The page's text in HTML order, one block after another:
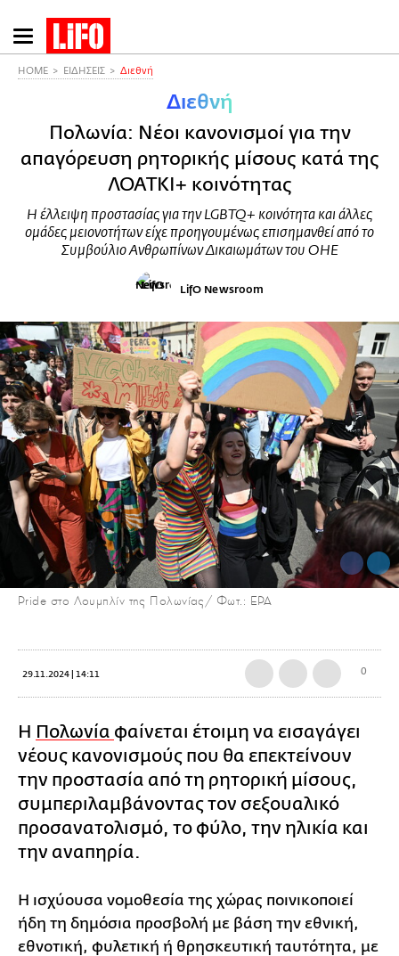
Παράκαμψη
προς
HOME ΕΙΔΗΣΕΙΣ Διεθνή
Διεθνή
Πολωνία: Νέοι κανονισμοί για την
απαγόρευση ρητορικής μίσους κατά της
ΛΟΑΤΚΙ+ κοινότητας
Η έλλειψη προστασίας για την LGBTQ+ κοινότητα και άλλες
ομάδες μειονοτήτων είχε προηγουμένως επισημανθεί από το
Συμβούλιο Ανθρωπίνων Δικαιωμάτων του ΟΗΕ
LifO Newsroom
Pride στο Λουμπλίν της Πολωνίας/ Φωτ.: EPA
29.11.2024 | 14:11 0
Η Πολωνία φαίνεται έτοιμη να εισαγάγει
νέους κανονισμούς που θα επεκτείνουν
την προστασία από τη ρητορική μίσους,
συμπεριλαμβάνοντας τον σεξουαλικό
προσανατολισμό, το φύλο, την ηλικία και
την αναπηρία.
Η ισχύουσα νομοθεσία της χώρας ποινικοποιεί
ήδη τη δημόσια προσβολή με βάση την εθνική,
εθνοτική, φυλετική ή θρησκευτική ταυτότητα, με